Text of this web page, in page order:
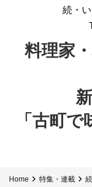
続・
料理家
「古町
Home 特集・連載